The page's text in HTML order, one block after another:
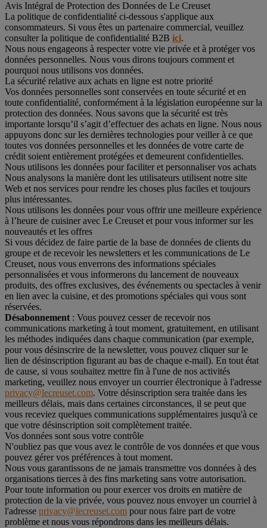
Avis Intégral de Protection des Données de Le Creuset
La politique de confidentialité ci-dessous s'applique aux
consommateurs. Si vous êtes un partenaire commercial, veuillez
consulter la politique de confidentialité B2B ici.
Nous nous engageons à respecter votre vie privée et à protéger vos
données personnelles. Nous vous dirons toujours comment et
pourquoi nous utilisons vos données.
La sécurité relative aux achats en ligne est notre priorité
Vos données personnelles sont conservées en toute sécurité et en
toute confidentialité, conformément à la législation européenne sur la
protection des données. Nous savons que la sécurité est très
importante lorsqu’il s’agit d’effectuer des achats en ligne. Nous nous
appuyons donc sur les dernières technologies pour veiller à ce que
toutes vos données personnelles et les données de votre carte de
crédit soient entièrement protégées et demeurent confidentielles.
Nous utilisons les données pour faciliter et personnaliser vos achats
Nous analysons la manière dont les utilisateurs utilisent notre site
Web et nos services pour rendre les choses plus faciles et toujours
plus intéressantes.
Nous utilisons les données pour vous offrir une meilleure expérience
à l’heure de cuisiner avec Le Creuset et pour vous informer sur les
nouveautés et les offres
Si vous décidez de faire partie de la base de données de clients du
groupe et de recevoir les newsletters et les communications de Le
Creuset, nous vous enverrons des informations spéciales
personnalisées et vous informerons du lancement de nouveaux
produits, des offres exclusives, des événements ou spectacles à venir
en lien avec la cuisine, et des promotions spéciales qui vous sont
réservées.
Désabonnement : Vous pouvez cesser de recevoir nos
communications marketing à tout moment, gratuitement, en utilisant
les méthodes indiquées dans chaque communication (par exemple,
pour vous désinscrire de la newsletter, vous pouvez cliquer sur le
lien de désinscription figurant au bas de chaque e-mail). En tout état
de cause, si vous souhaitez mettre fin à l'une de nos activités
marketing, veuillez nous envoyer un courrier électronique à l'adresse
privacy@lecreuset.com. Votre désinscription sera traitée dans les
meilleurs délais, mais dans certaines circonstances, il se peut que
vous receviez quelques communications supplémentaires jusqu'à ce
que votre désinscription soit complètement traitée.
Vos données sont sous votre contrôle
N'oubliez pas que vous avez le contrôle de vos données et que vous
pouvez gérer vos préférences à tout moment.
Nous vous garantissons de ne jamais transmettre vos données à des
organisations tierces à des fins marketing sans votre autorisation.
Pour toute information ou pour exercer vos droits en matière de
protection de la vie privée, vous pouvez nous envoyer un courriel à
l'adresse privacy@lecreuset.com pour nous faire part de votre
problème et nous vous répondrons dans les meilleurs délais.